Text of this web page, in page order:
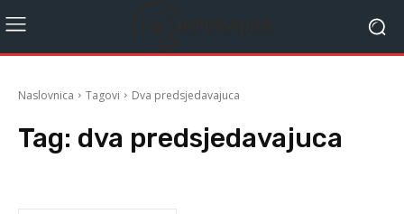
Naslovnica Tagovi Dva predsjedavajuca
Tag: dva predsjedavajuca